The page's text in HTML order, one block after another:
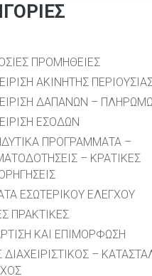
ΠΡΟΜΗΘΕΙΕΣ
ΑΚΙΝΗΤΗΣ
ΔΑΠΑΝΩΝ –
ΕΣΟΔΩΝ
ΠΡΟΓΡΑΜΜΑΤΑ –
– ΚΡΑΤΙΚΕΣ
ΕΣΩΤΕΡΙΚΟΥ ΕΛΕΓΧΟΥ
ΠΡΑΚΤΙΚΕΣ
ΚΑΙ ΕΠΙΜΟΡΦΩΣΗ
ΔΙΑΧΕΙΡΙΣΤΙΚΟΣ –